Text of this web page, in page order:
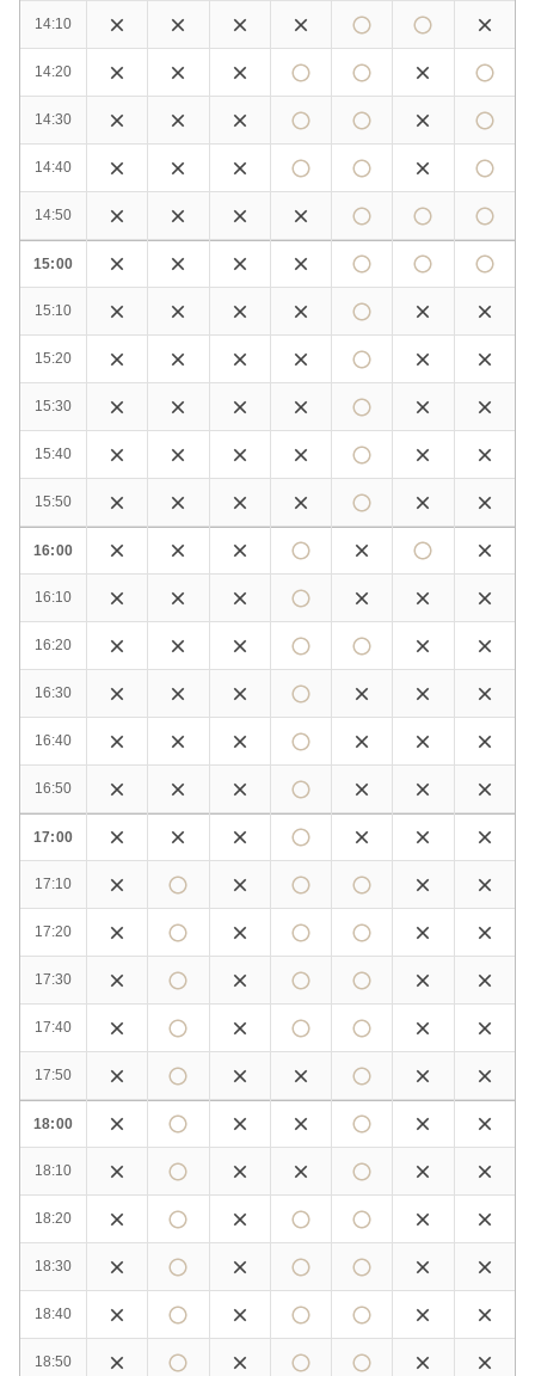
14:10
14:20
14:30
14:40
14:50
15:00
15:10
15:20
15:30
15:40
15:50
16:00
16:10
16:20
16:30
16:40
16:50
17:00
17:10
17:20
17:30
17:40
17:50
18:00
18:10
18:20
18:30
18:40
18:50